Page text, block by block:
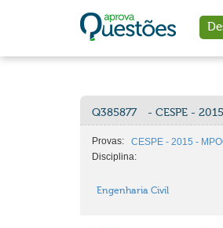
Q385877 - CESPE -
Provas:
CESPE - 2015 -
Disciplina:
Engenharia Civil